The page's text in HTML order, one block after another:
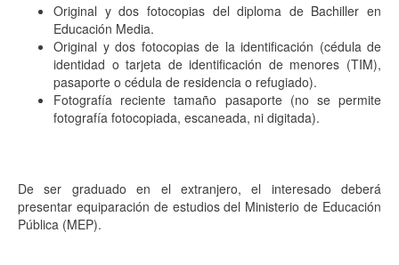
Original y dos fotocopias del diploma de Bachiller en
Educación Media.
Original y dos fotocopias de la identificación (cédula de
identidad o tarjeta de identificación de menores (TIM),
pasaporte o cédula de residencia o refugiado).
Fotografía reciente tamaño pasaporte (no se permite
fotografía fotocopiada, escaneada, ni digitada).
De ser graduado en el extranjero, el interesado deberá
presentar equiparación de estudios del Ministerio de Educación
Pública (MEP).